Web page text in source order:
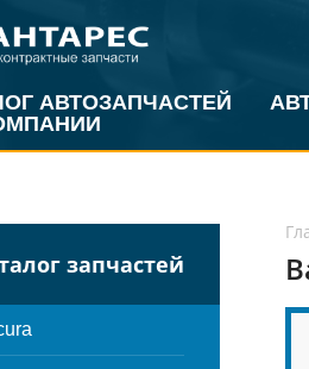
АВТОЗАПЧАСТЕЙ
запчастей